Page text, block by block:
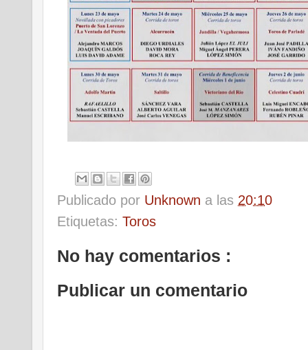
Publicado por Unknown a las 20:10
Etiquetas: Toros
No hay comentarios :
Publicar un comentario